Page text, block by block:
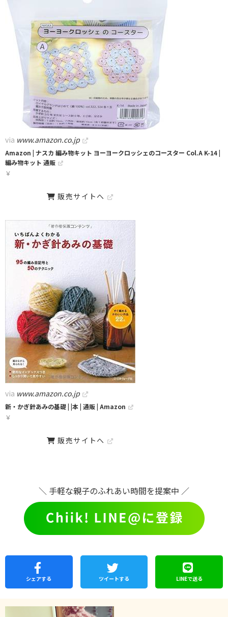
via www.amazon.co.jp
Amazon | ナスカ 編み物キット ヨーヨークロッシェのコースター Col.A K-14 |
編み物キット 通販
￥
販売サイトへ
via www.amazon.co.jp
新・かぎ針あみの基礎 | |本 | 通販 | Amazon
￥
販売サイトへ
＼ 手軽な親子のふれあい時間を提案中 ／
シェアする ツイートする LINEで送る